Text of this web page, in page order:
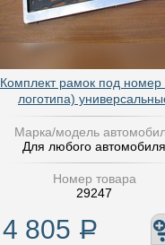
Комплект рамок под номер
логотипа)
Марка/модель
Для любого автомобиля
Номер товара
29247
4 805 Р